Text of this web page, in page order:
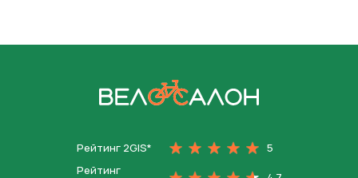
Рейтинг 2GIS*
5
Рейтинг